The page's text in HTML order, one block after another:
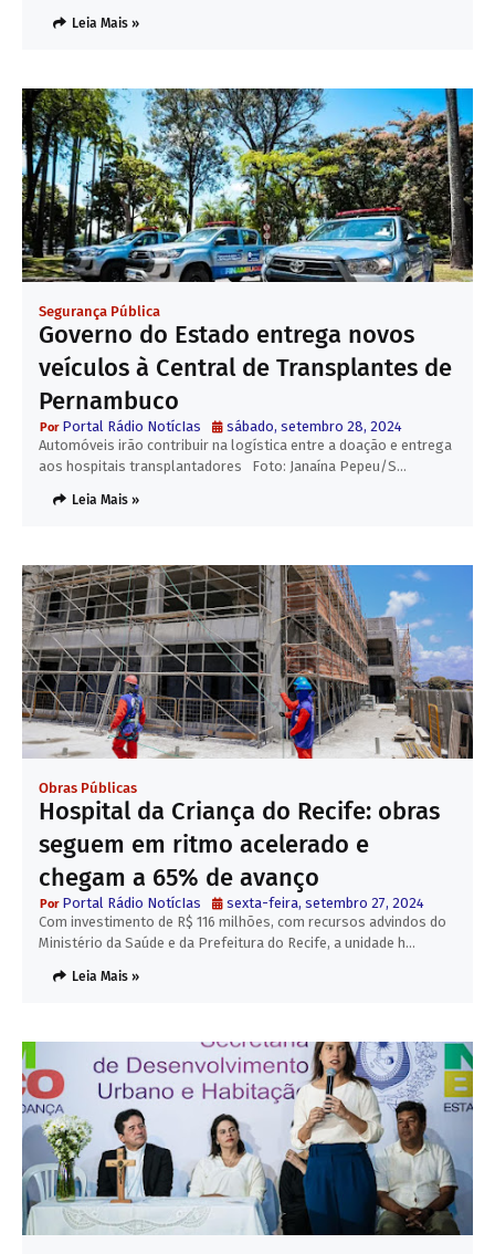
Leia Mais »
Segurança Pública
Governo do Estado entrega novos
veículos à Central de Transplantes de
Pernambuco
Portal Rádio NotícIas
sábado, setembro 28, 2024
Automóveis irão contribuir na logística entre a doação e entrega
aos hospitais transplantadores Foto: Janaína Pepeu/S…
Leia Mais »
Obras Públicas
Hospital da Criança do Recife: obras
seguem em ritmo acelerado e
chegam a 65% de avanço
Portal Rádio NotícIas
sexta-feira, setembro 27, 2024
Com investimento de R$ 116 milhões, com recursos advindos do
Ministério da Saúde e da Prefeitura do Recife, a unidade h…
Leia Mais »